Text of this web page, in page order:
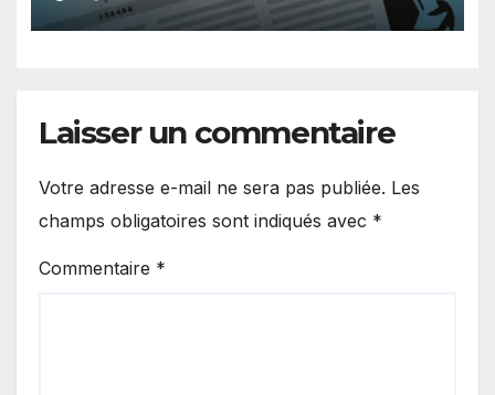
Laisser un commentaire
Votre adresse e-mail ne sera pas publiée. Les
champs obligatoires sont indiqués avec *
Commentaire *